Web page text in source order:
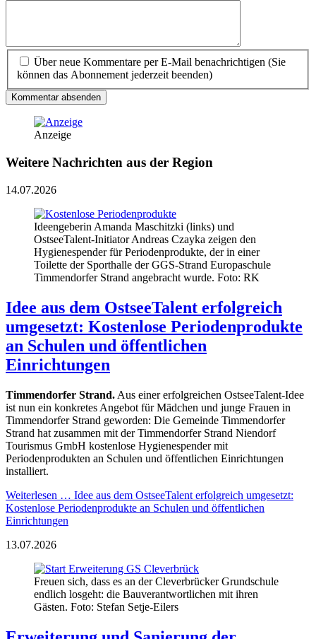
Über neue Kommentare per E-Mail benachrichtigen (Sie
können das Abonnement jederzeit beenden)
Kommentar absenden
Anzeige
Weitere Nachrichten aus der Region
14.07.2026
Ideengeberin Amanda Maschitzki (links) und
OstseeTalent-Initiator Andreas Czayka zeigen den
Hygienespender für Periodenprodukte, der in einer
Toilette der Sporthalle der GGS-Strand Europaschule
Timmendorfer Strand angebracht wurde. Foto: RK
Idee aus dem OstseeTalent erfolgreich
umgesetzt: Kostenlose Periodenprodukte
an Schulen und öffentlichen
Einrichtungen
Timmendorfer Strand. Aus einer erfolgreichen OstseeTalent-Idee
ist nun ein konkretes Angebot für Mädchen und junge Frauen in
Timmendorfer Strand geworden: Die Gemeinde Timmendorfer
Strand hat zusammen mit der Timmendorfer Strand Niendorf
Tourismus GmbH kostenlose Hygienespender mit
Periodenprodukten an Schulen und öffentlichen Einrichtungen
installiert.
Weiterlesen … Idee aus dem OstseeTalent erfolgreich umgesetzt:
Kostenlose Periodenprodukte an Schulen und öffentlichen
Einrichtungen
13.07.2026
Freuen sich, dass es an der Cleverbrücker Grundschule
endlich losgeht: die Bauverantwortlichen mit ihren
Gästen. Foto: Stefan Setje-Eilers